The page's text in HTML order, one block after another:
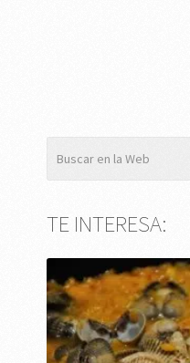
TE INTERESA: